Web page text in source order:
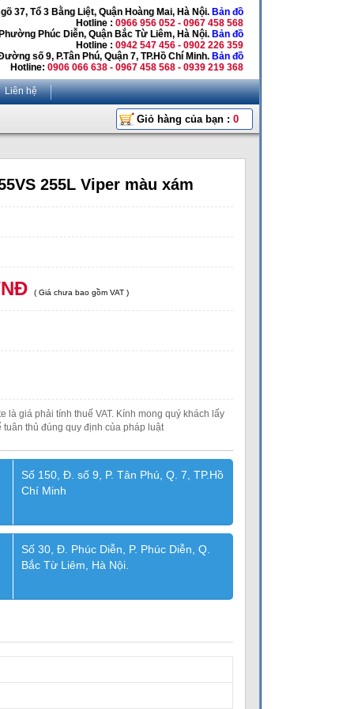
37, Tổ 3 Bằng Liệt, Quận Hoàng Mai, Hà Nội. Bản đồ
Hotline : 0966 956 052 - 0967 458 568
Phúc Diễn, Quận Bắc Từ Liêm, Hà Nội. Bản đồ
Hotline : 0942 547 456 - 0902 226 359
số 9, P.Tân Phú, Quận 7, TP.Hồ Chí Minh. Bản đồ
Hotline: 0906 066 638 - 0967 458 568 - 0939 219 368
Liên hệ
Giỏ hàng của bạn : 0
255L Viper màu xám
( Giá chưa bao gồm VAT )
là giá phải tính thuế VAT. Kính mong quý khách lấy
thủ đúng quy định của pháp luật
Số 150, Đ. số 9, P. Tân Phú, Q. 7, TP.Hồ
Chí Minh
Số 30, Đ. Phúc Diễn, P. Phúc Diễn, Q.
Bắc Từ Liêm, Hà Nội.